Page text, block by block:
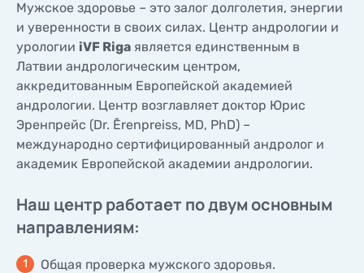
КОНТАКТЫ
КОНТАКТЫ
Мужское здоровье – это залог долголетия, энергии
и уверенности в своих силах. Центр андрологии и
урологии iVF Riga является единственным в
Латвии андрологическим центром,
аккредитованным Европейской академией
андрологии. Центр возглавляет доктор Юрис
Эренпрейс (Dr. Ērenpreiss, MD, PhD) –
международно сертифицированный андролог и
академик Европейской академии андрологии.
Наш центр работает по двум основным
направлениям:
Общая проверка мужского здоровья.